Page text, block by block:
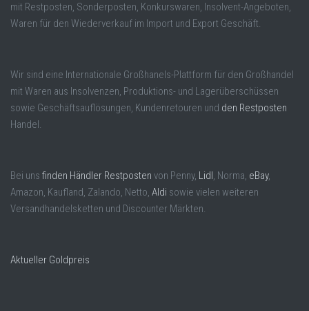
mit Restposten, Sonderposten, Konkurswaren, Insolvent-Angeboten,
Waren für den Wiederverkauf im Import und Export Geschäft.
Wir sind eine Internationale Großhanels-Plattform für den Großhandel
mit Waren aus Insolvenzen, Produktions- und Lagerüberschüssen
sowie Geschäftsauflösungen, Kundenretouren und den Restposten
Handel.
Bei uns finden Händler Restposten von Penny, Lidl , Norma, eBay,
Amazon, Kaufland, Zalando, Netto, Aldi sowie vielen weiteren
Versandhandelsketten und Discounter Märkten.
Aktueller Goldpreis